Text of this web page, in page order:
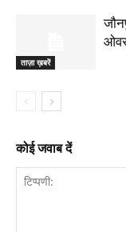
ताज़ा ख़बरें
कोई जवाब दें